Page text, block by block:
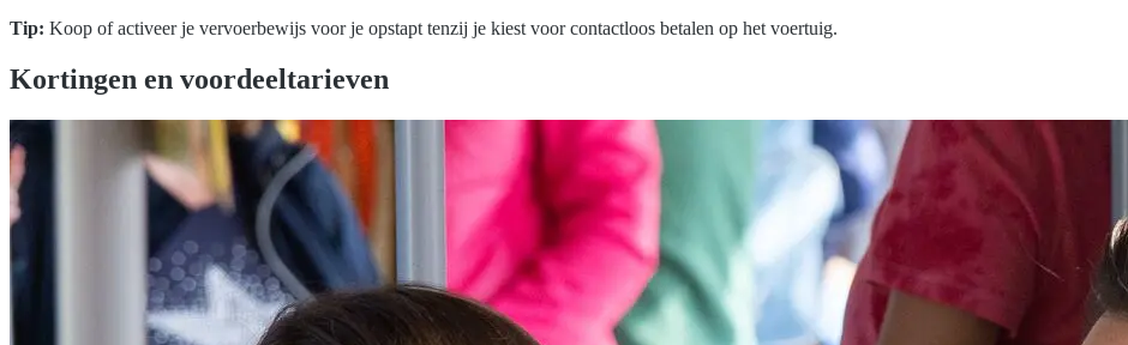
Tip: Koop of activeer je vervoerbewijs voor je opstapt tenzij je kiest voor contactloos betalen op het voertuig.
Kortingen en voordeeltarieven